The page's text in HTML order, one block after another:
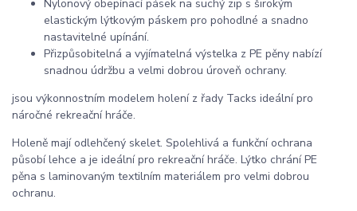
Nylonový obepínací pásek na suchý zip s širokým
elastickým lýtkovým páskem pro pohodlné a snadno
nastavitelné upínání.
Přizpůsobitelná a vyjímatelná výstelka z PE pěny nabízí
snadnou údržbu a velmi dobrou úroveň ochrany.
jsou výkonnostním modelem holení z řady Tacks ideální pro
náročné rekreační hráče.
Holeně mají odlehčený skelet. Spolehlivá a funkční ochrana
působí lehce a je ideální pro rekreační hráče. Lýtko chrání PE
pěna s laminovaným textilním materiálem pro velmi dobrou
ochranu.